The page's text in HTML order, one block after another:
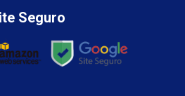
Seguro